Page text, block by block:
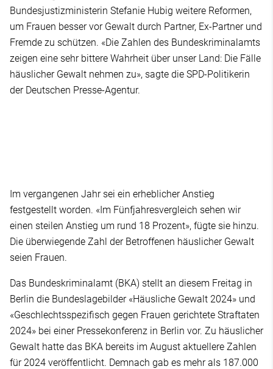
Bundesjustizministerin Stefanie Hubig weitere Reformen,
um Frauen besser vor Gewalt durch Partner, Ex-Partner und
Fremde zu schützen. «Die Zahlen des Bundeskriminalamts
zeigen eine sehr bittere Wahrheit über unser Land: Die Fälle
häuslicher Gewalt nehmen zu», sagte die SPD-Politikerin
der Deutschen Presse-Agentur.
Im vergangenen Jahr sei ein erheblicher Anstieg
festgestellt worden. «Im Fünfjahresvergleich sehen wir
einen steilen Anstieg um rund 18 Prozent», fügte sie hinzu.
Die überwiegende Zahl der Betroffenen häuslicher Gewalt
seien Frauen.
Das Bundeskriminalamt (BKA) stellt an diesem Freitag in
Berlin die Bundeslagebilder «Häusliche Gewalt 2024» und
«Geschlechtsspezifisch gegen Frauen gerichtete Straftaten
2024» bei einer Pressekonferenz in Berlin vor. Zu häuslicher
Gewalt hatte das BKA bereits im August aktuellere Zahlen
für 2024 veröffentlicht. Demnach gab es mehr als 187.000